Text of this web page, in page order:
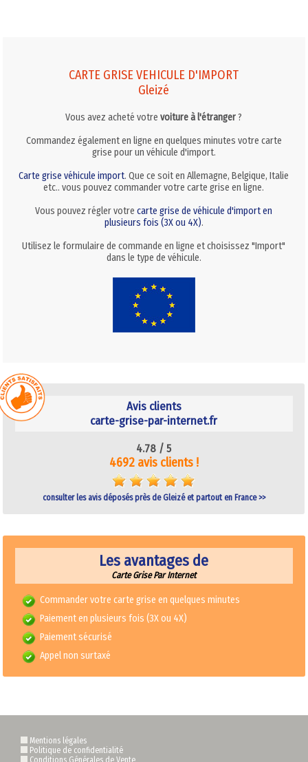
CARTE GRISE VEHICULE D'IMPORT
Gleizé
Vous avez acheté votrevoiture à l'étranger?
Commandez également en ligne en quelques minutes votre carte
grise pour un véhicule d'import.
Carte grise véhicule import. Que ce soit en Allemagne, Belgique, Italie
etc.. vous pouvez commander votre carte grise en ligne.
Vous pouvez régler votrecarte grise de véhicule d'import en
plusieurs fois (3X ou 4X).
Utilisez le formulaire de commande en ligne et choisissez "Import"
dans le type de véhicule.
Avis clients
carte-grise-par-internet.fr
4.78 /5
4692 avis clients !
consulter les avis déposés près de Gleizé et partout en France >>
Les avantages de
Carte Grise Par Internet
Commander votre carte grise en quelques minutes
Paiement en plusieurs fois (3X ou 4X)
Paiement sécurisé
Appel non surtaxé
Mentions légales
Politique de confidentialité
Conditions Générales de Vente